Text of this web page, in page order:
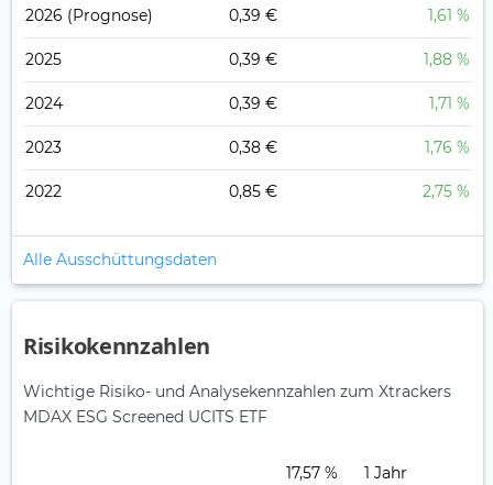
2026 (Prognose) 0,39 € 1,61 %
2025 0,39 € 1,88 %
2024 0,39 € 1,71 %
2023 0,38 € 1,76 %
2022 0,85 € 2,75 %
Alle Ausschüttungsdaten
Risikokennzahlen
Wichtige Risiko- und Analysekennzahlen zum Xtrackers
MDAX ESG Screened UCITS ETF
17,57 %
1 Jahr